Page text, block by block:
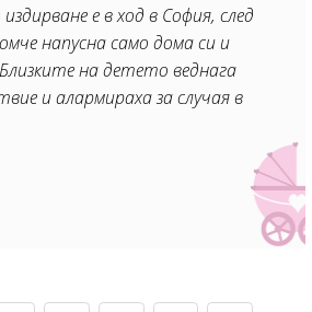
е в ход в София, след
напусна само дома си и
Близките на детето веднага
и алармираха за случая в